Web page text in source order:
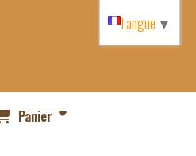
Panier
Langue ▼